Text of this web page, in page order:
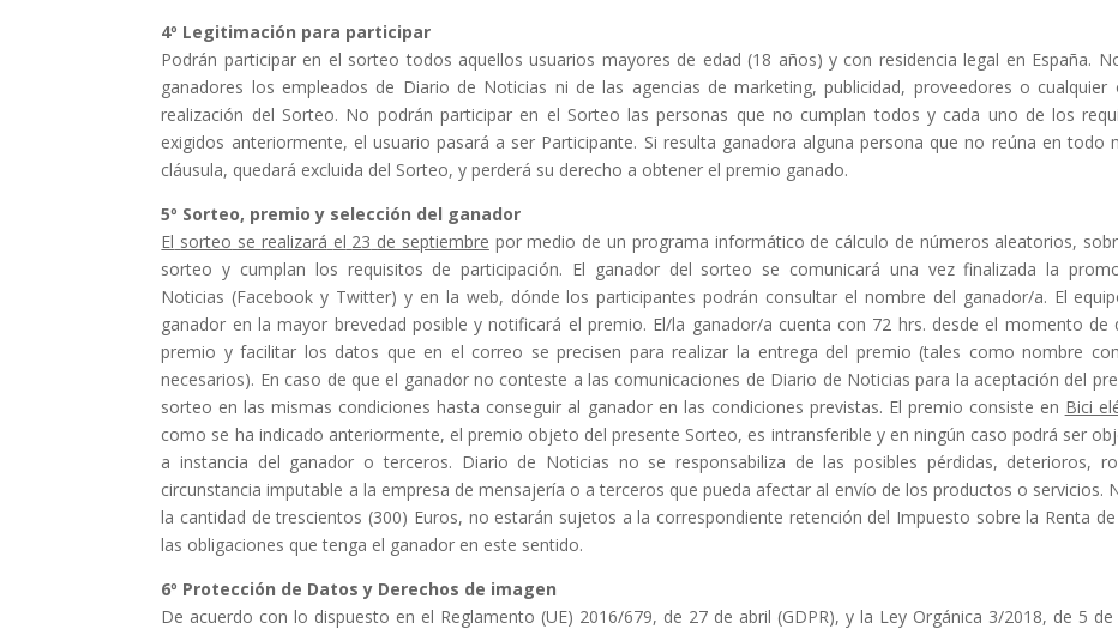
4º Legitimación para participar
Podrán participar en el sorteo todos aquellos usuarios mayores de edad (18 años) y con residencia legal en España.
ganadores los empleados de Diario de Noticias ni de las agencias de marketing, publicidad, proveedores o
realización del Sorteo. No podrán participar en el Sorteo las personas que no cumplan todos y cada uno de los
exigidos anteriormente, el usuario pasará a ser Participante. Si resulta ganadora alguna persona que no reúna en todo
cláusula, quedará excluida del Sorteo, y perderá su derecho a obtener el premio ganado.
5º Sorteo, premio y selección del ganador
El sorteo se realizará el 23 de septiembre por medio de un programa informático de cálculo de números aleatorios,
sorteo y cumplan los requisitos de participación. El ganador del sorteo se comunicará una vez finalizada la
Noticias (Facebook y Twitter) y en la web, dónde los participantespodrán consultar el nombre del ganador/a. El
ganador en la mayor brevedad posible y notificará el premio. El/la ganador/a cuenta con 72 hrs. desde el momento de
premio y facilitar los datos que en el correo se precisen para realizar la entrega del premio (tales como nombre
necesarios). En caso de que el ganador no conteste a las comunicaciones de Diario de Noticias para la aceptación del
sorteo en las mismas condiciones hasta conseguir al ganador en las condiciones previstas. El premio consiste en Bici
como se ha indicado anteriormente, el premio objeto del presente Sorteo, es intransferible y en ningún caso podrá ser
a instancia del ganador o terceros. Diario de Noticias no se responsabiliza de las posibles pérdidas, deterioros,
circunstancia imputable a la empresa de mensajería o a terceros que pueda afectar al envío de los productos o servicios.
la cantidad de trescientos (300) Euros, no estarán sujetos a la correspondiente retención del Impuesto sobre la Renta de
las obligaciones que tenga el ganador en este sentido.
6º Protección de Datos y Derechos de imagen
De acuerdo con lo dispuesto en el Reglamento (UE) 2016/679, de 27 de abril (GDPR), y la Ley Orgánica 3/2018, de 5